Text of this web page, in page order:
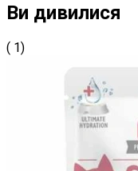
Ви дивилися
( 1)